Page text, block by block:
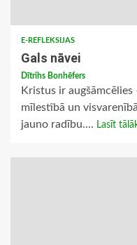
E-REFLEKSIJAS
Gals nāvei
Dītrihs Bonhēfers
Kristus ir augšāmcēlies
mīlestībā un
jauno radību.... Lasīt